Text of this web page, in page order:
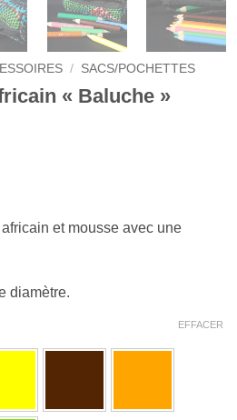
/ SACS/POCHETTES
« Baluche »
et mousse avec une
diamètre.
EFFACER